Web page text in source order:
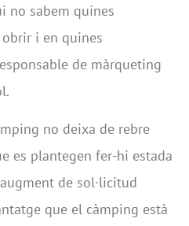
no sabem quines
i en quines
de màrqueting
no deixa de rebre
es plantegen fer-hi estada
de sol·licitud
que el càmping està